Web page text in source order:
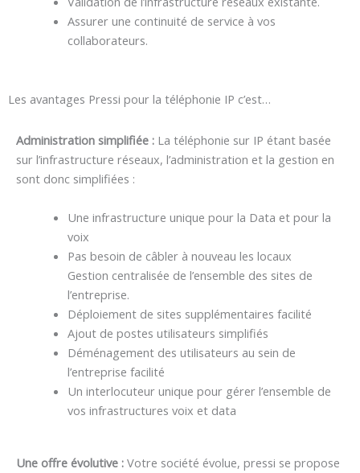
Assurer une continuité de service à vos
collaborateurs.
Les avantages Pressi pour la téléphonie IP c’est…
Administration simplifiée : La téléphonie sur IP étant basée
sur l’infrastructure réseaux, l’administration et la gestion en
sont donc simplifiées :
Une infrastructure unique pour la Data et pour la
voix
Pas besoin de câbler à nouveau les locaux
Gestion centralisée de l’ensemble des sites de
l’entreprise.
Déploiement de sites supplémentaires facilité
Ajout de postes utilisateurs simplifiés
Déménagement des utilisateurs au sein de
l’entreprise facilité
Un interlocuteur unique pour gérer l’ensemble de
vos infrastructures voix et data
Une offre évolutive : Votre société évolue, pressi se propose